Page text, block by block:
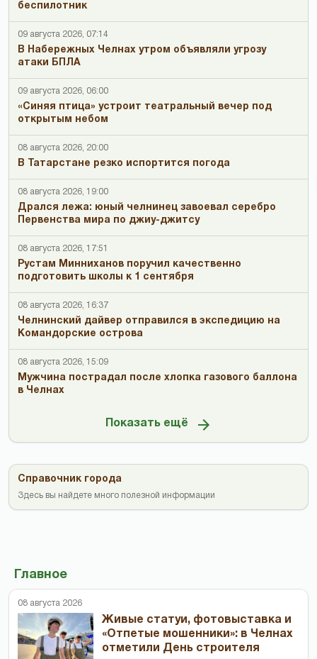
беспилотник
09 августа 2026, 07:14
В Набережных Челнах утром объявляли угрозу
атаки БПЛА
09 августа 2026, 06:00
«Синяя птица» устроит театральный вечер под
открытым небом
08 августа 2026, 20:00
В Татарстане резко испортится погода
08 августа 2026, 19:00
Дрался лежа: юный челнинец завоевал серебро
Первенства мира по джиу-джитсу
08 августа 2026, 17:51
Рустам Минниханов поручил качественно
подготовить школы к 1 сентября
08 августа 2026, 16:37
Челнинский дайвер отправился в экспедицию на
Командорские острова
08 августа 2026, 15:09
Мужчина пострадал после хлопка газового баллона
в Челнах
Показать ещё
Справочник города
Здесь вы найдете много полезной информации
Главное
08 августа 2026
Живые статуи, фотовыставка и
«Отпетые мошенники»: в Челнах
отметили День строителя